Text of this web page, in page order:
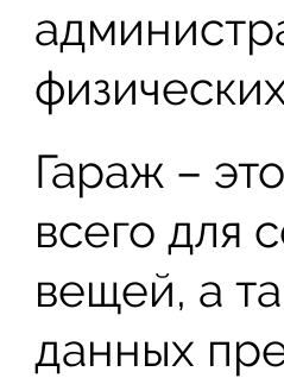
Гараж –
всего для
вещей, а
данных